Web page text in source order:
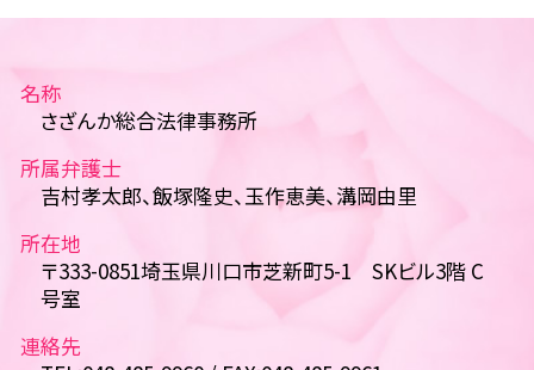
名称
さざんか総合法律事務所
所属弁護士
吉村孝太郎、飯塚隆史、玉作恵美、溝岡由里
所在地
〒333-0851埼玉県川口市芝新町5-1 SKビル3階 C
号室
連絡先